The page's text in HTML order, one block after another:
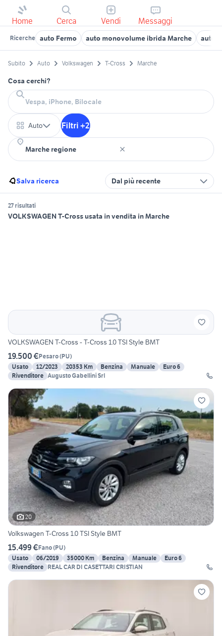
Home Cerca Vendi Messaggi
Ricerche auto Fermo auto monovolume ibrida Marche auto
Subito Auto Volkswagen T-Cross Marche
Cosa cerchi?
Auto Filtri +2
Salva ricerca Dal più recente
27 risultati
VOLKSWAGEN T-Cross usata in vendita in Marche
VOLKSWAGEN T-Cross - T-Cross 1.0 TSI Style BMT
19.500 €Pesaro(PU)
Usato
12/2023 20353 Km Benzina Manuale
Euro 6
Rivenditore Augusto Gabellini Srl
20
Volkswagen T-Cross 1.0 TSI Style BMT
15.499 €Fano(PU)
Usato
06/2019 35000 Km Benzina Manuale
Euro 6
Rivenditore REAL CAR DI CASETTARI CRISTIAN